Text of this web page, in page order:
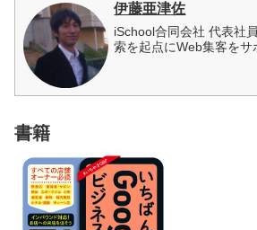
伊藤亜津佐
iSchool合同会社 代表社
索を起点にWeb集客をサ
書籍